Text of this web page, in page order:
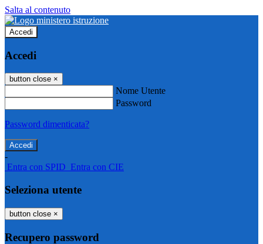
Salta al contenuto
Accedi
Accedi
button close ×
Nome Utente
Password
Password dimenticata?
-
Entra con SPID Entra con CIE
Seleziona utente
button close ×
Recupero password